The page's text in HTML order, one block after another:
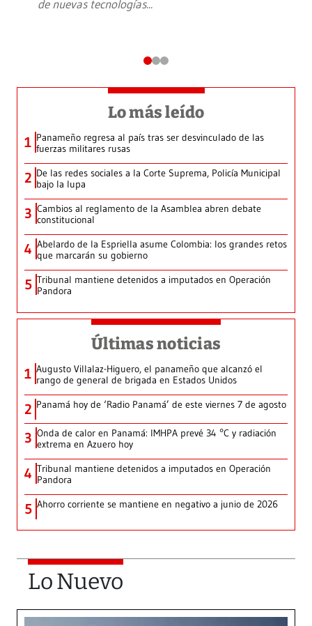
de nuevas tecnologías...
Lo más leído
1 Panameño regresa al país tras ser desvinculado de las
fuerzas militares rusas
2 De las redes sociales a la Corte Suprema, Policía Municipal
bajo la lupa
3 Cambios al reglamento de la Asamblea abren debate
constitucional
4 Abelardo de la Espriella asume Colombia: los grandes retos
que marcarán su gobierno
5 Tribunal mantiene detenidos a imputados en Operación
Pandora
Últimas noticias
1 Augusto Villalaz-Higuero, el panameño que alcanzó el
rango de general de brigada en Estados Unidos
2 Panamá hoy de ‘Radio Panamá’ de este viernes 7 de agosto
3 Onda de calor en Panamá: IMHPA prevé 34 °C y radiación
extrema en Azuero hoy
4 Tribunal mantiene detenidos a imputados en Operación
Pandora
5 Ahorro corriente se mantiene en negativo a junio de 2026
Lo Nuevo